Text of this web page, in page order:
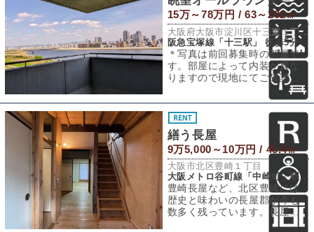
15万～78万円 / 63～202㎡
大阪府大阪市淀川区十三東１丁目
阪急宝塚線「十三駅」 徒歩5分
＊写真は前回募集時の部屋で
す。部屋によって内装が異な
りますので現地にてご確認い
ただければと思います。＊空
室状況は末尾を御
繕う長屋
9万5,000～10万円 / 45.4㎡
大阪市北区豊崎１丁目
大阪メトロ谷町線「中崎町」駅 徒歩7分
豊崎長屋など、北区豊崎には
歴史と味わいの長屋郡が今も
数多く残っています。長屋に
まつわるイベントでも登場す